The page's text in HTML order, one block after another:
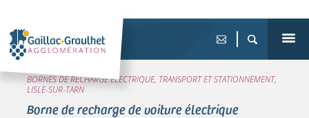
BORNES DE RECHARGE ÉLECTRIQUE, TRANSPORT ET STATIONNEMENT,
LISLE-SUR-TARN
Borne de recharge de voiture électrique